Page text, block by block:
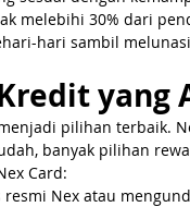
melebihi 30% dari
hari sambil
yang
pilihan terbaik.
banyak pilihan
Card:
Nex atau